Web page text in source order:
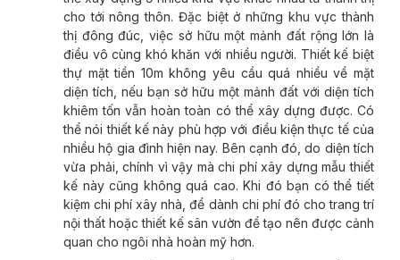
cho tới nông thôn. Đặc biệt ở những khu vực thành
thị đông đúc, việc sở hữu một mảnh đất rộng lớn là
điều vô cùng khó khăn với nhiều người. Thiết kế biệt
thự mặt tiền 10m không yêu cầu quá nhiều về mặt
diện tích, nếu bạn sở hữu một mảnh đất với diện tích
khiêm tốn vẫn hoàn toàn có thể xây dựng được. Có
thể nói thiết kế này phù hợp với điều kiện thực tế của
nhiều hộ gia đình hiện nay. Bên cạnh đó, do diện tích
vừa phải, chính vì vậy mà chi phí xây dựng mẫu thiết
kế này cũng không quá cao. Khi đó bạn có thể tiết
kiệm chi phí xây nhà, để dành chi phí đó cho trang trí
nội thất hoặc thiết kế sân vườn để tạo nên được cảnh
quan cho ngôi nhà hoàn mỹ hơn.